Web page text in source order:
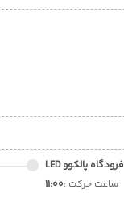
فرودگاه پالکوو LED
ساعت حرکت :11:00